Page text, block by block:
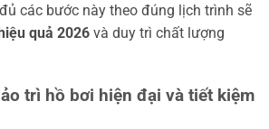
các bước này theo đúng lịch trình sẽ
quả 2026 và duy trì chất lượng
trì hồ bơi hiện đại và tiết kiệm